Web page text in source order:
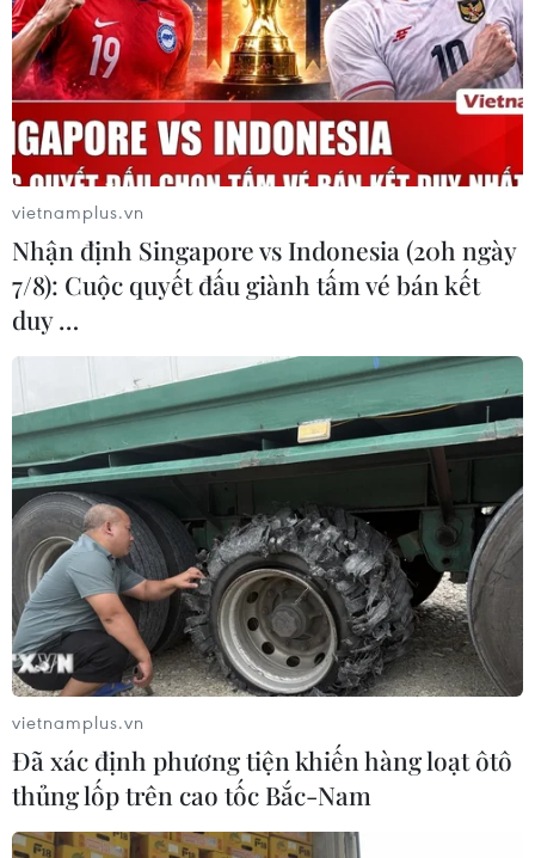
vietnamplus.vn
Nhận định Singapore vs Indonesia (20h ngày
7/8): Cuộc quyết đấu giành tấm vé bán kết
duy …
vietnamplus.vn
Đã xác định phương tiện khiến hàng loạt ôtô
thủng lốp trên cao tốc Bắc-Nam